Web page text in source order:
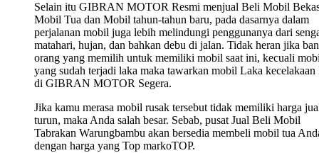
Selain itu GIBRAN MOTOR Resmi menjual Beli Mobil
Mobil Tua dan Mobil tahun-tahun baru, pada dasarnya dalam
perjalanan mobil juga lebih melindungi penggunanya dari
matahari, hujan, dan bahkan debu di jalan. Tidak heran jika
orang yang memilih untuk memiliki mobil saat ini, kecuali
yang sudah terjadi laka maka tawarkan mobil Laka kecelakaan
di GIBRAN MOTOR Segera.
Jika kamu merasa mobil rusak tersebut tidak memiliki harga
turun, maka Anda salah besar. Sebab, pusat Jual Beli Mobil
Tabrakan Warungbambu akan bersedia membeli mobil tua
dengan harga yang Top markoTOP.